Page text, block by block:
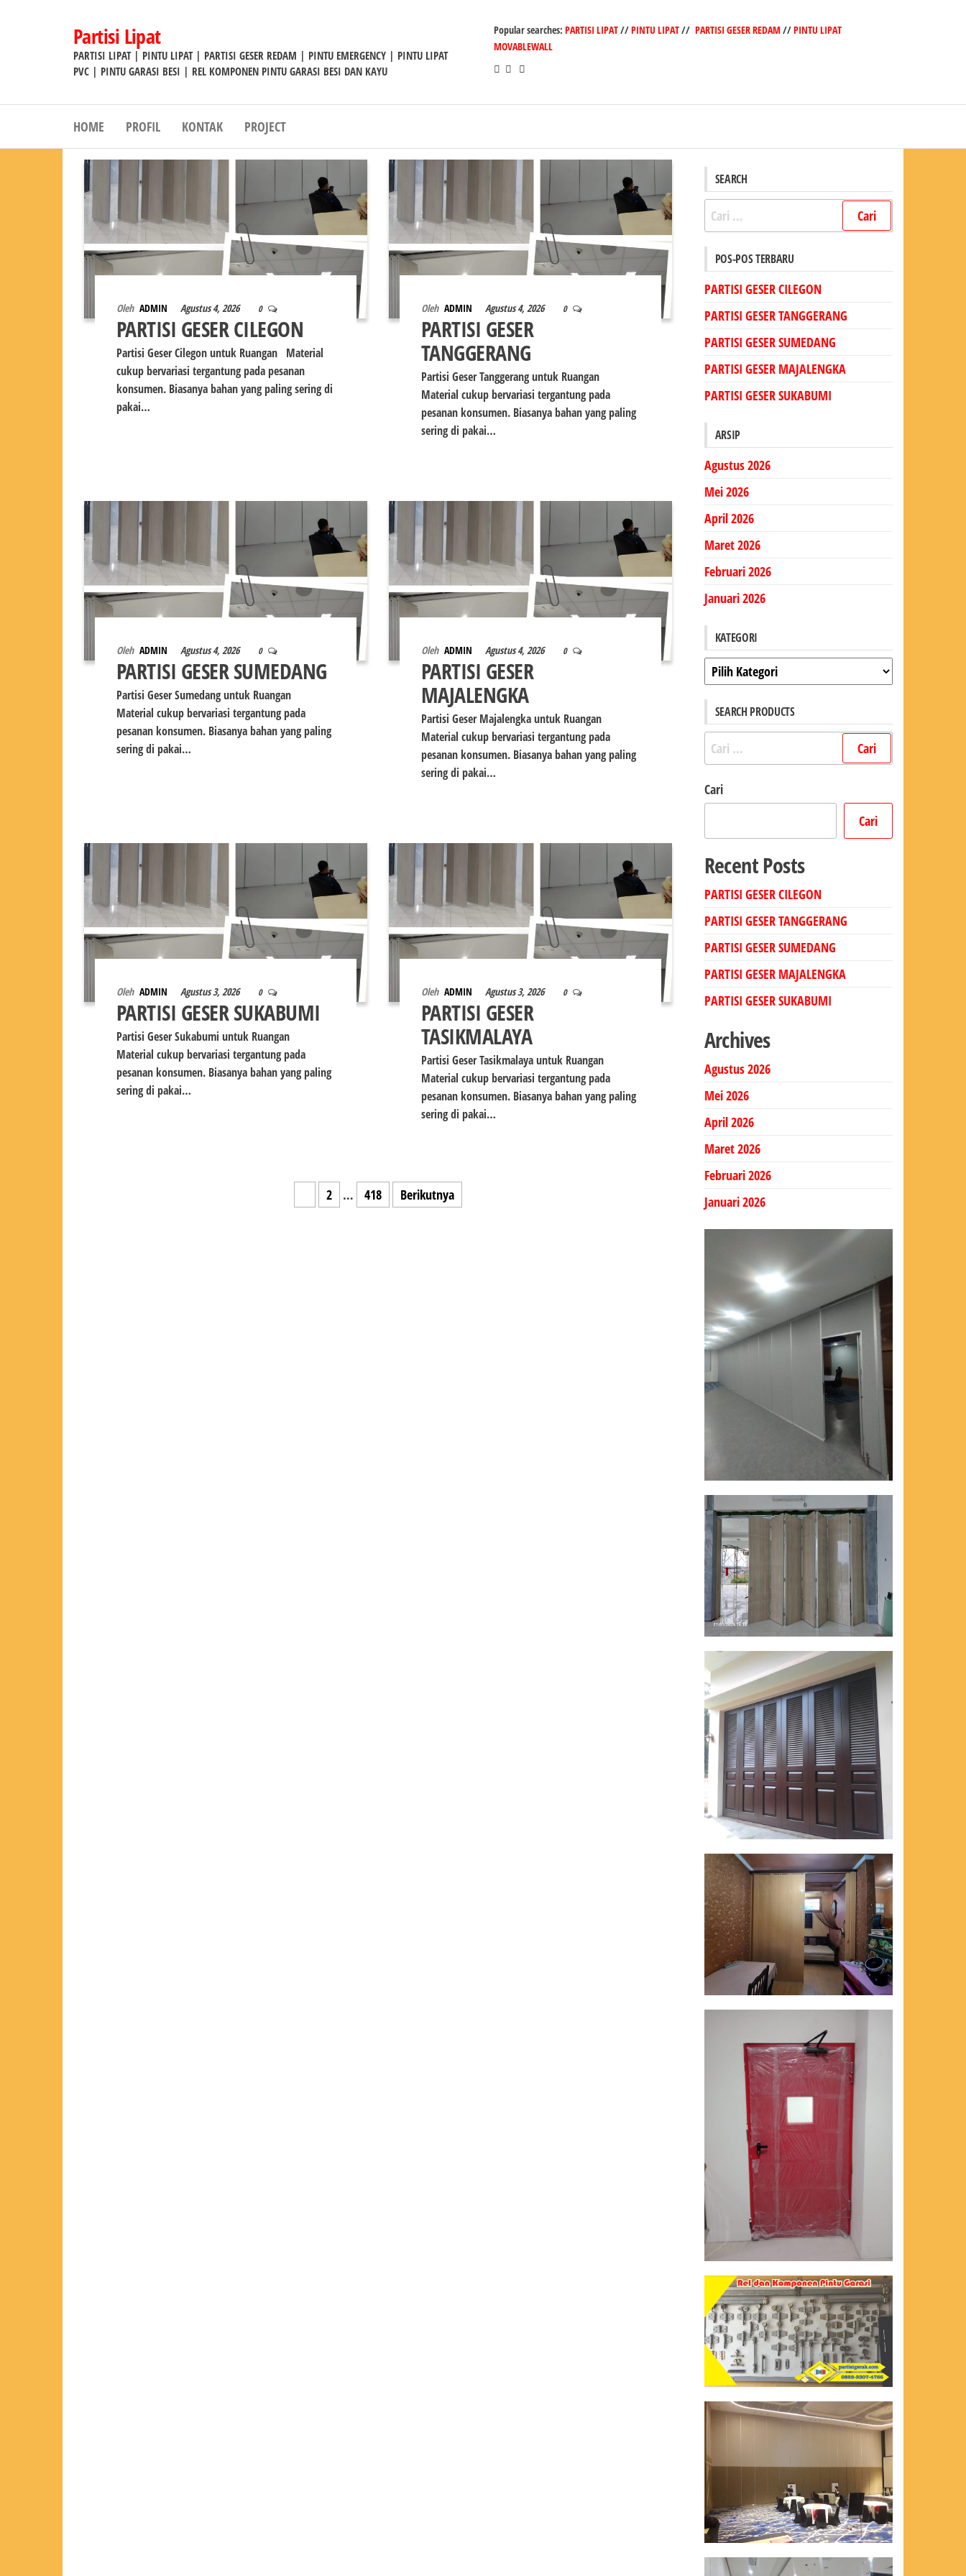
Partisi Lipat
PARTISI LIPAT | PINTU LIPAT | PARTISI GESER REDAM | PINTU EMERGENCY | PINTU LIPAT
PVC | PINTU GARASI BESI | REL KOMPONEN PINTU GARASI BESI DAN KAYU
Popular searches: PARTISI LIPAT//PINTU LIPAT// PARTISI GESER REDAM//PINTU LIPAT
MOVABLEWALL
HOME PROFIL KONTAK PROJECT
Oleh ADMIN Agustus 4, 2026 0
PARTISI GESER CILEGON
Partisi Geser Cilegon untuk Ruangan Material
cukup bervariasi tergantung pada pesanan
konsumen. Biasanya bahan yang paling sering di
pakai…
Oleh ADMIN Agustus 4, 2026 0
PARTISI GESER
TANGGERANG
Partisi Geser Tanggerang untuk Ruangan
Material cukup bervariasi tergantung pada
pesanan konsumen. Biasanya bahan yang paling
sering di pakai…
Oleh ADMIN Agustus 4, 2026 0
PARTISI GESER SUMEDANG
Partisi Geser Sumedang untuk Ruangan
Material cukup bervariasi tergantung pada
pesanan konsumen. Biasanya bahan yang paling
sering di pakai…
Oleh ADMIN Agustus 4, 2026 0
PARTISI GESER
MAJALENGKA
Partisi Geser Majalengka untuk Ruangan
Material cukup bervariasi tergantung pada
pesanan konsumen. Biasanya bahan yang paling
sering di pakai…
Oleh ADMIN Agustus 3, 2026 0
PARTISI GESER SUKABUMI
Partisi Geser Sukabumi untuk Ruangan
Material cukup bervariasi tergantung pada
pesanan konsumen. Biasanya bahan yang paling
sering di pakai…
Oleh ADMIN Agustus 3, 2026 0
PARTISI GESER
TASIKMALAYA
Partisi Geser Tasikmalaya untuk Ruangan
Material cukup bervariasi tergantung pada
pesanan konsumen. Biasanya bahan yang paling
sering di pakai…
2 … 418 Berikutnya
SEARCH
Cari
untuk:
POS-POS TERBARU
PARTISI GESER CILEGON
PARTISI GESER TANGGERANG
PARTISI GESER SUMEDANG
PARTISI GESER MAJALENGKA
PARTISI GESER SUKABUMI
ARSIP
Agustus 2026
Mei 2026
April 2026
Maret 2026
Februari 2026
Januari 2026
KATEGORI
Kategori
SEARCH PRODUCTS
Cari
untuk:
Cari
Cari
Recent Posts
PARTISI GESER CILEGON
PARTISI GESER TANGGERANG
PARTISI GESER SUMEDANG
PARTISI GESER MAJALENGKA
PARTISI GESER SUKABUMI
Archives
Agustus 2026
Mei 2026
April 2026
Maret 2026
Februari 2026
Januari 2026